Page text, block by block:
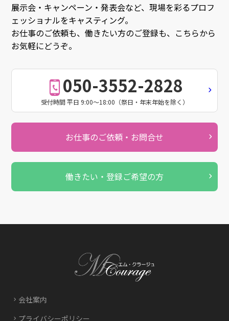
展示会・キャンペーン・発表会など、現場を彩るプロフ
ェッショナルをキャスティング。
お仕事のご依頼も、働きたい方のご登録も、こちらから
お気軽にどうぞ。
050-3552-2828
受付時間 平日 9:00～18:00（祭日・年末年始を除く）
お仕事のご依頼・お問合せ
働きたい・登録ご希望の方
会社案内
プライバシーポリシー